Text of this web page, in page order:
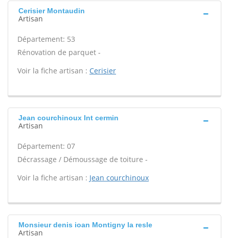
Cerisier Montaudin
Artisan
Département: 53
Rénovation de parquet -
Voir la fiche artisan : Cerisier
Jean courchinoux Int cermin
Artisan
Département: 07
Décrassage / Démoussage de toiture -
Voir la fiche artisan : Jean courchinoux
Monsieur denis ioan Montigny la resle
Artisan